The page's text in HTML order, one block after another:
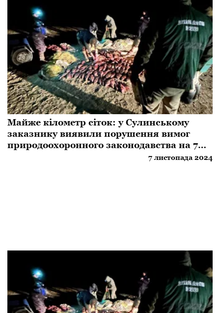
Майже кілометр сіток: у Сулинському
заказнику виявили порушення вимог
природоохоронного законодавства на 7
7 листопада 2024